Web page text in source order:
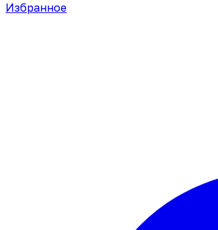
Избранное